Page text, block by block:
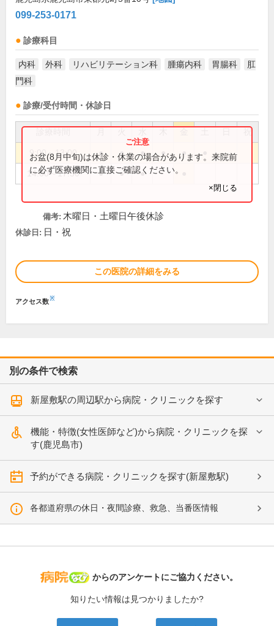
099-253-0171
診療科目
内科 外科 リハビリテーション科 腫瘍内科 胃腸科
肛
門科
診療/受付時間・休診日
祝
9:00～13:00 ● ● ● ● ●
14:00～17:30 ● ● ●
お盆(8月中旬)は休診・休業の場合があります。来院前
に必ず医療機関に直接ご確認ください。
×閉じる
備考: 木曜日・土曜日午後休診
休診日: 日・祝
この医院の詳細をみる
アクセス数※
別の条件で検索
新屋敷駅の周辺駅から病院・クリニックを探す
機能・特徴(女性医師など)から病院・クリニックを探
す(鹿児島市)
予約ができる病院・クリニックを探す(新屋敷駅)
各都道府県の休日・夜間診療、救急、当番医情報
病院なび
からのアンケートにご協力ください。
知りたい情報は見つかりましたか?